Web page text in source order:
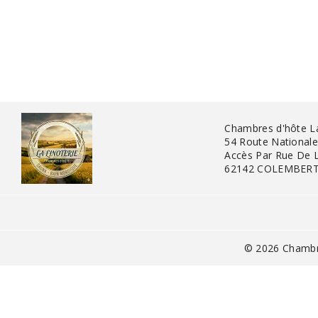
Chambres d'hôte
54 Route
Accès Par Rue De
62142
© 2026